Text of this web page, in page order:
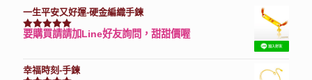
一生平安又好運-硬金編織手鍊
評分7740滿分 5
要購買請請加Line好友詢問，甜甜價喔
幸福時刻-手鍊